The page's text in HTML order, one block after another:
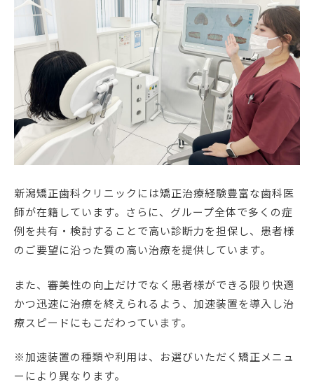
新潟矯正歯科クリニックには矯正治療経験豊富な歯科医
師が在籍しています。さらに、グループ全体で多くの症
例を共有・検討することで高い診断力を担保し、患者様
のご要望に沿った質の高い治療を提供しています。
また、審美性の向上だけでなく患者様ができる限り快適
かつ迅速に治療を終えられるよう、加速装置を導入し治
療スピードにもこだわっています。
※加速装置の種類や利用は、お選びいただく矯正メニュ
ーにより異なります。